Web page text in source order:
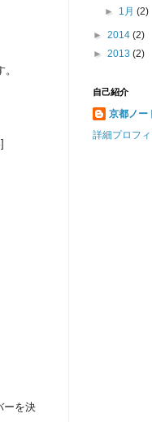
ーを決
► 1月(2)
► 2014 (2)
► 2013 (2)
自己紹介
京都ノー
詳細プロフ